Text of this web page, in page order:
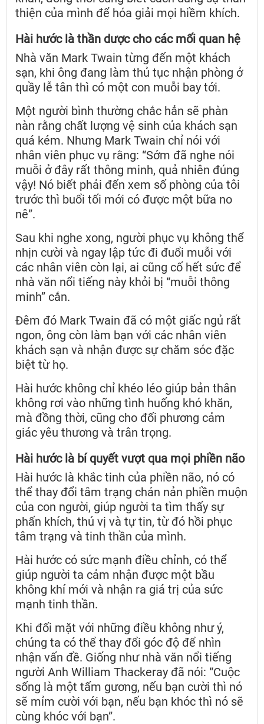
thiện của mình để hóa giải mọi hiềm khích.
Hài hước là thần dược cho các mối quan hệ
Nhà văn Mark Twain từng đến một khách
sạn, khi ông đang làm thủ tục nhận phòng ở
quầy lễ tân thì có một con muỗi bay tới.
Một người bình thường chắc hẳn sẽ phàn
nàn rằng chất lượng vệ sinh của khách sạn
quá kém. Nhưng Mark Twain chỉ nói với
nhân viên phục vụ rằng: “Sớm đã nghe nói
muỗi ở đây rất thông minh, quả nhiên đúng
vậy! Nó biết phải đến xem số phòng của tôi
trước thì buổi tối mới có được một bữa no
nê”.
Sau khi nghe xong, người phục vụ không thể
nhịn cười và ngay lập tức đi đuổi muỗi với
các nhân viên còn lại, ai cũng cố hết sức để
nhà văn nổi tiếng này khỏi bị “muỗi thông
minh” cắn.
Đêm đó Mark Twain đã có một giấc ngủ rất
ngon, ông còn làm bạn với các nhân viên
khách sạn và nhận được sự chăm sóc đặc
biệt từ họ.
Hài hước không chỉ khéo léo giúp bản thân
không rơi vào những tình huống khó khăn,
mà đồng thời, cũng cho đối phương cảm
giác yêu thương và trân trọng.
Hài hước là bí quyết vượt qua mọi phiền não
Hài hước là khắc tinh của phiền não, nó có
thể thay đổi tâm trạng chán nản phiền muộn
của con người, giúp người ta tìm thấy sự
phấn khích, thú vị và tự tin, từ đó hồi phục
tâm trạng và tinh thần của mình.
Hài hước có sức mạnh điều chỉnh, có thể
giúp người ta cảm nhận được một bầu
không khí mới và nhận ra giá trị của sức
mạnh tinh thần.
Khi đối mặt với những điều không như ý,
chúng ta có thể thay đổi góc độ để nhìn
nhận vấn đề. Giống như nhà văn nổi tiếng
người Anh William Thackeray đã nói: “Cuộc
sống là một tấm gương, nếu bạn cười thì nó
sẽ mỉm cười với bạn, nếu bạn khóc thì nó sẽ
cùng khóc với bạn”.